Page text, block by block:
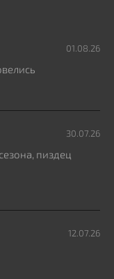
01.08.26
30.07.26
пиздец
12.07.26